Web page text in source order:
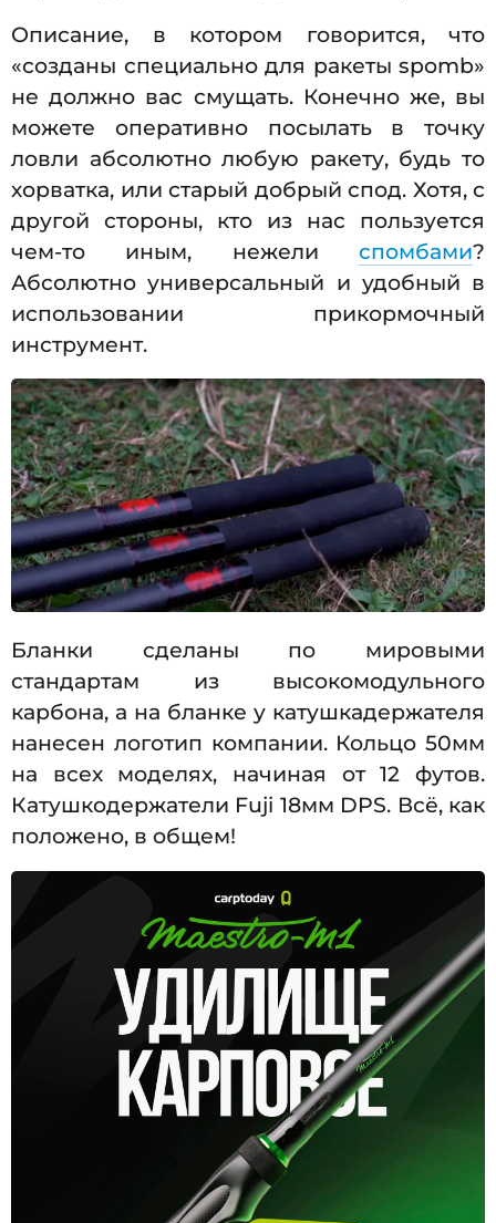
Описание, в котором говорится, что
«созданы специально для ракеты spomb»
не должно вас смущать. Конечно же, вы
можете оперативно посылать в точку
ловли абсолютно любую ракету, будь то
хорватка, или старый добрый спод. Хотя, с
другой стороны, кто из нас пользуется
чем-то иным, нежели спомбами?
Абсолютно универсальный и удобный в
использовании прикормочный
инструмент.
Бланки сделаны по мировыми
стандартам из высокомодульного
карбона, а на бланке у катушкадержателя
нанесен логотип компании. Кольцо 50мм
на всех моделях, начиная от 12 футов.
Катушкодержатели Fuji 18мм DPS. Всё, как
положено, в общем!